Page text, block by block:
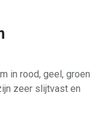
in rood, geel, groen
zeer slijtvast en